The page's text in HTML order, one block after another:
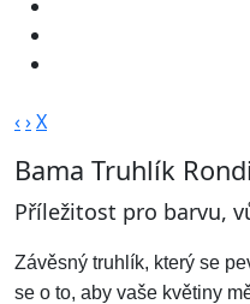
‹›X
Bama Truhlík
Příležitost pro barvu,
Závěsný truhlík, který se
se o to, aby vaše květiny